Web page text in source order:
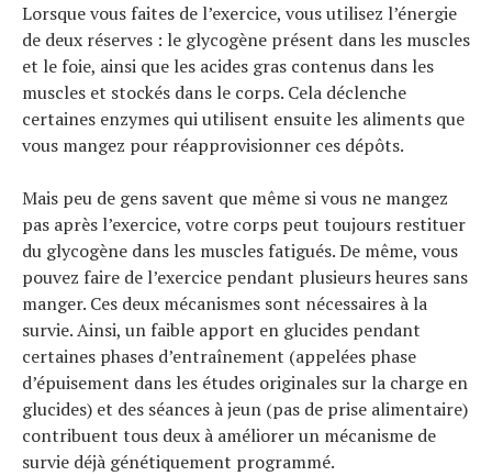
Lorsque vous faites de l’exercice, vous utilisez l’énergie
de deux réserves : le glycogène présent dans les muscles
et le foie, ainsi que les acides gras contenus dans les
muscles et stockés dans le corps. Cela déclenche
certaines enzymes qui utilisent ensuite les aliments que
vous mangez pour réapprovisionner ces dépôts.
Mais peu de gens savent que même si vous ne mangez
pas après l’exercice, votre corps peut toujours restituer
du glycogène dans les muscles fatigués. De même, vous
pouvez faire de l’exercice pendant plusieurs heures sans
manger. Ces deux mécanismes sont nécessaires à la
survie. Ainsi, un faible apport en glucides pendant
certaines phases d’entraînement (appelées phase
d’épuisement dans les études originales sur la charge en
glucides) et des séances à jeun (pas de prise alimentaire)
contribuent tous deux à améliorer un mécanisme de
survie déjà génétiquement programmé.